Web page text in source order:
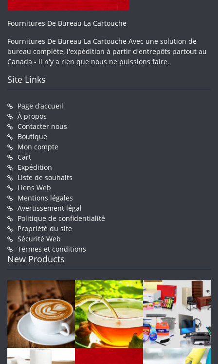
Fournitures De Bureau La Cartouche
Fournitures De Bureau La Cartouche Avec une solution de
bureau complète, l'expédition à partir d'entrepôts partout au
Canada - il n'y a rien que nous ne puissions faire.
Site Links
Page d’accueil
À propos
Contacter nous
Boutique
Mon compte
Cart
Expédition
Liste de souhaits
Liens Web
Mentions légales
Avertissement légal
Politique de confidentialité
Propriété du site
Sécurité Web
Termes et conditions
New Products